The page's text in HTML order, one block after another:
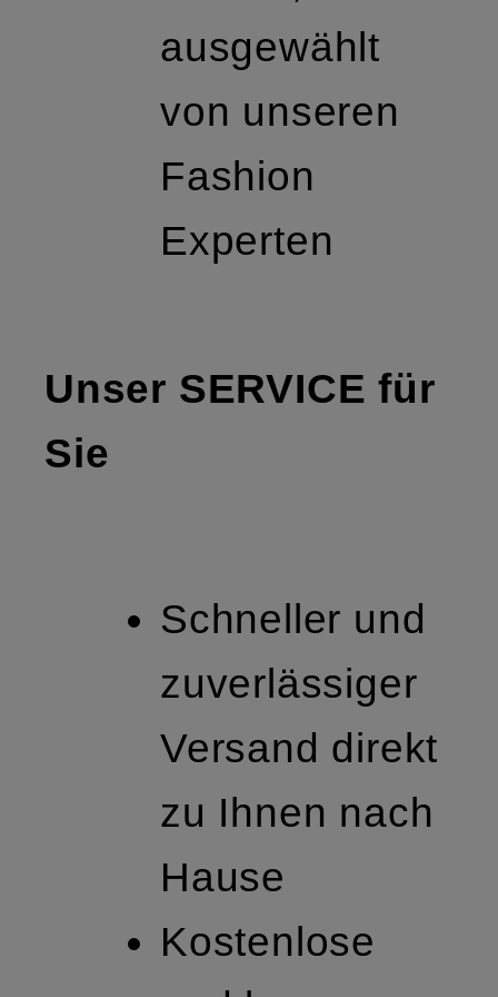
ausgewählt
von unseren
Fashion
Experten
Unser SERVICE für
Sie
Schneller und
zuverlässiger
Versand direkt
zu Ihnen nach
Hause
Kostenlose